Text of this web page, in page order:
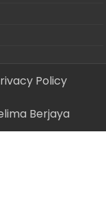
Policy
Berjaya